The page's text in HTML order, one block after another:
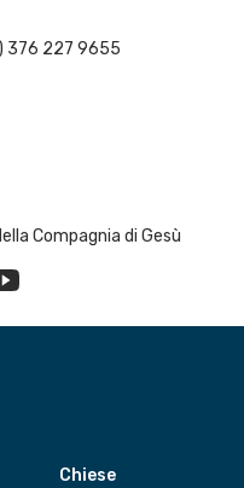
376 227 9655
Compagnia di Gesù
Chiese